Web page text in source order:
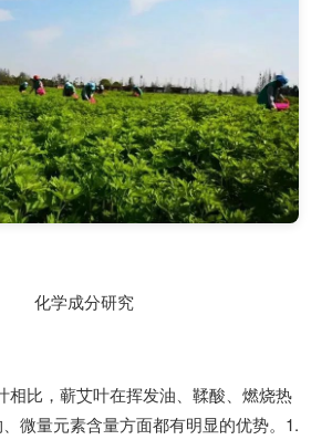
化学成分研究
相比，蕲艾叶在挥发油、鞣酸、燃烧热
微量元素含量方面都有明显的优势。1.